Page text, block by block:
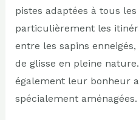
pistes adaptées à tous les
particulièrement les
entre les sapins
de glisse en pleine
également leur bonheur
spécialement aménagées.